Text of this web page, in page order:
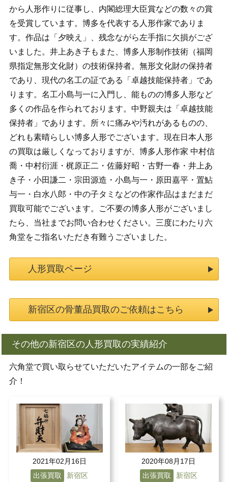
から人形作りに従事し、内閣総理大臣賞などの数々の賞
を受賞しています。博多を代表する人形作家でありま
す。作品は「夕映え」、残念ながら左手指に欠損がござ
いました。井上あき子もまた、博多人形制作技術（福岡
県指定無形文化財）の技術保持者。無形文化財の保持者
であり、現代の名工の証である「卓越技能保持者」であ
ります。名工小島与一に入門し、能ものの博多人形など
多くの作品を作られております。中野親夫は「卓越技能
保持者」であります。所々に痛みや汚れがあるものの、
どれも素晴らしい博多人形でございます。現在日本人形
の買取は厳しくなっておりますが、博多人形作家 中村信
喬・中村衍涯・梶原正二・佐藤好昭・古野一春・井上あ
き子・小田謙二・宗田源造・小島与一・原田嘉平・置鮎
与一・白水八郎・中の子タミなどの作家作品はまだまだ
買取可能でございます。ご不要の博多人形がございまし
たら、当社までお問い合わせください。三度にわたり六
角堂をご指名いただき有難うございました。
人形買取ページ
新宿区の骨董品買取のご依頼はこちら
その他の新宿区の人形買取の実績紹介
六角堂で買い取らせていただいたアイテムの一部をご紹
介！
2021年02月16日
出張買取
新宿区
2020年08月17日
出張買取
新宿区